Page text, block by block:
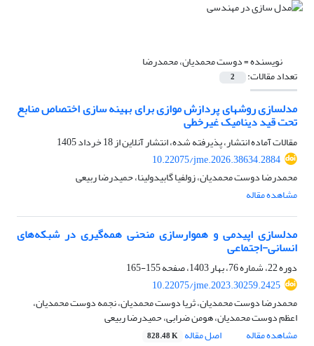
نویسنده =دوست محمدیان، محمدرضا
تعداد مقالات: 2
مدلسازی روشهای پردازش موازی برای بهینه سازی اختصاص منابع
تحت قید دینامیک غیرخطی
مقالات آماده انتشار، پذیرفته شده، انتشار آنلاین از18 خرداد 1405
10.22075/jme.2026.38634.2884
محمدرضا دوست محمدیان، زولفیا گابیدولینا، حمیدرضا ربیعی
مشاهده مقاله
مدلسازی اپیدمی و هموارسازی منحنی همه‌گیری در شبکه‌های
انسانی-اجتماعی
دوره 22، شماره 76، بهار 1403، صفحه
155-165
10.22075/jme.2023.30259.2425
محمدرضا دوست محمدیان، ثریا دوست محمدیان، نجمه دوست محمدیان،
اعظم دوست محمدیان، هومن ضرابی، حمیدرضا ربیعی
مشاهده مقاله
اصل مقاله 828.48 K